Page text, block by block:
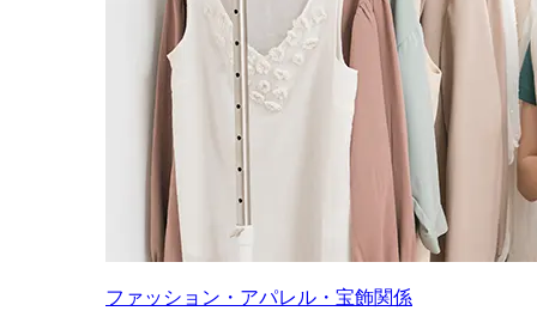
ファッション・アパレル・宝飾関係